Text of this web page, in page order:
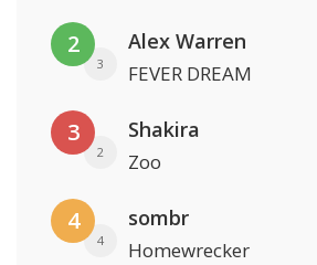
2
3
Alex Warren
FEVER DREAM
3
2
Shakira
Zoo
4
4
sombr
Homewrecker